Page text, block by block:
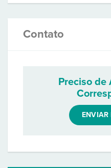
Contato
Preciso de